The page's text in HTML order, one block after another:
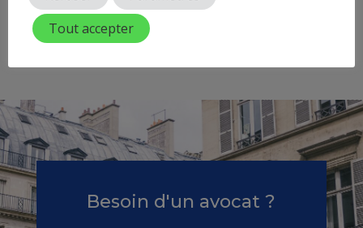
LE CABINET
Besoin d'un avocat ?
Tout accepter